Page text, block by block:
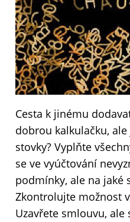
Cesta k jinému
dobrou kalkulačku,
stovky? Vyplňte
se ve vyúčtování
podmínky, ale na jaké
Zkontrolujte možnost
Uzavřete smlouvu, ale